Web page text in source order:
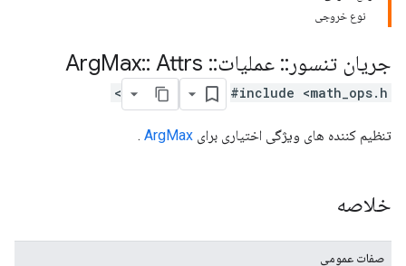
نوع خروجی
جریان تنسور :: عملیات::
Max:: Attrs
#include <math_ops.h>
تنظیم کننده های ویژگی اختیاری برای ArgMax
.
خلاصه
صفات عمومی